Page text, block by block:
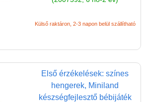
Külső raktáron, 2-3 napon belül szállítható
Első érzékelések: színes
hengerek, Miniland
készségfejlesztő bébijáték